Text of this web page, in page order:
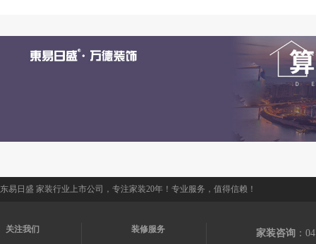
东易日盛 家装行业上市公司，专注家装20年！专业服务，值得信赖！
关注我们 装修服务 家装咨询 ：